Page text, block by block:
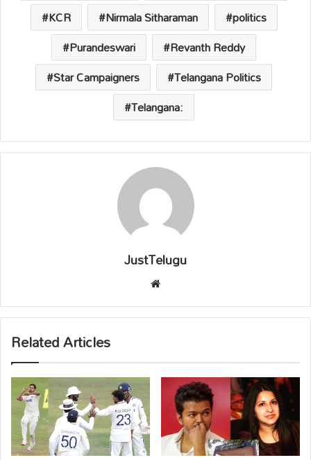
KCR
Nirmala Sitharaman
politics
Purandeswari
Revanth Reddy
Star Campaigners
Telangana Politics
Telangana:
JustTelugu
bsi
te
Related Articles